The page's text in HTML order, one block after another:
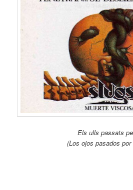
Els ulls passats
(Los ojos pasados